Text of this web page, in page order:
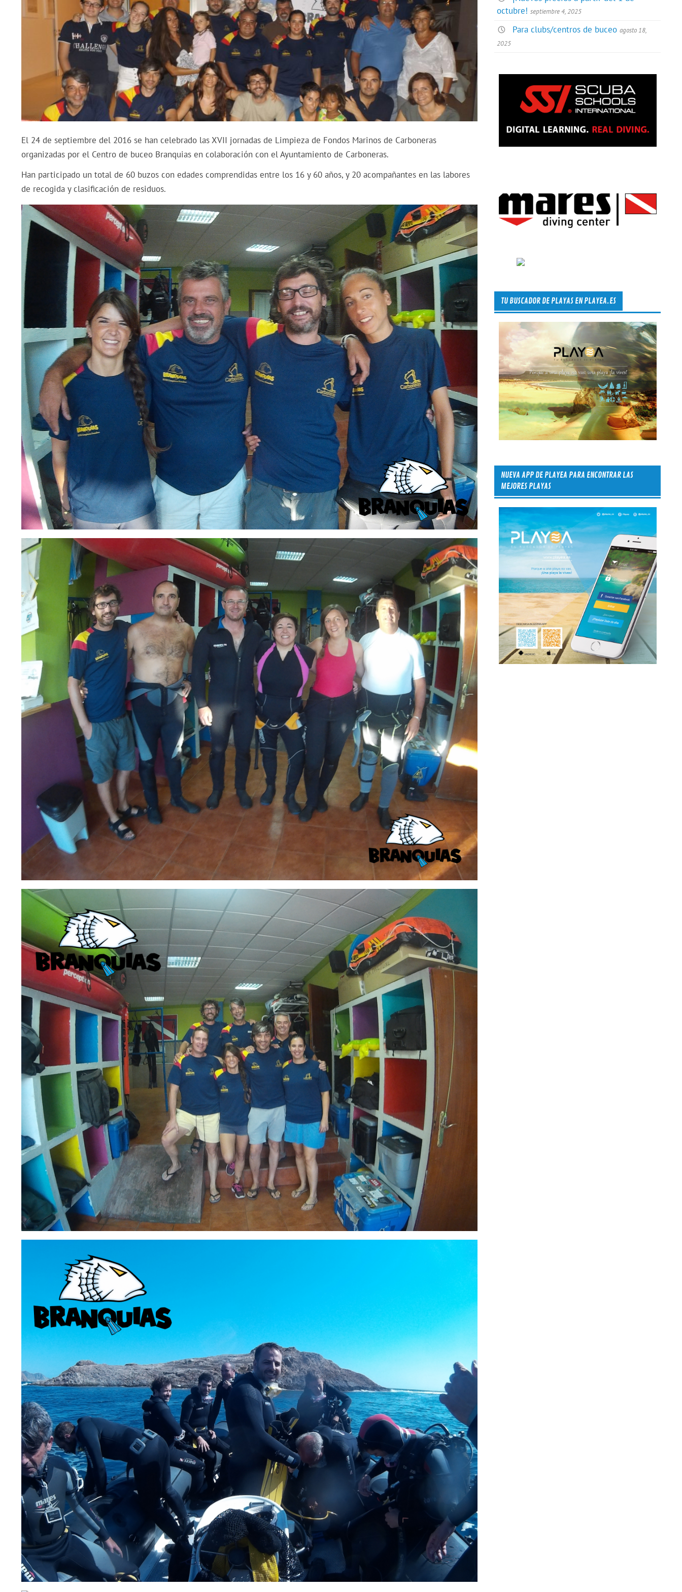
El 24 de septiembre del 2016 se han celebrado las XVII jornadas de Limpieza de Fondos Marinos de Carboneras
organizadas por el Centro de buceo Branquias en colaboración con el Ayuntamiento de Carboneras.
Han participado un total de 60 buzos con edades comprendidas entre los 16 y 60 años, y 20 acompañantes en las labores
de recogida y clasificación de residuos.
octubre! septiembre 4, 2025
Para clubs/centros de buceo agosto 18,
2025
TU BUSCADOR DE PLAYAS EN PLAYEA.ES
NUEVA APP DE PLAYEA PARA ENCONTRAR LAS
MEJORES PLAYAS